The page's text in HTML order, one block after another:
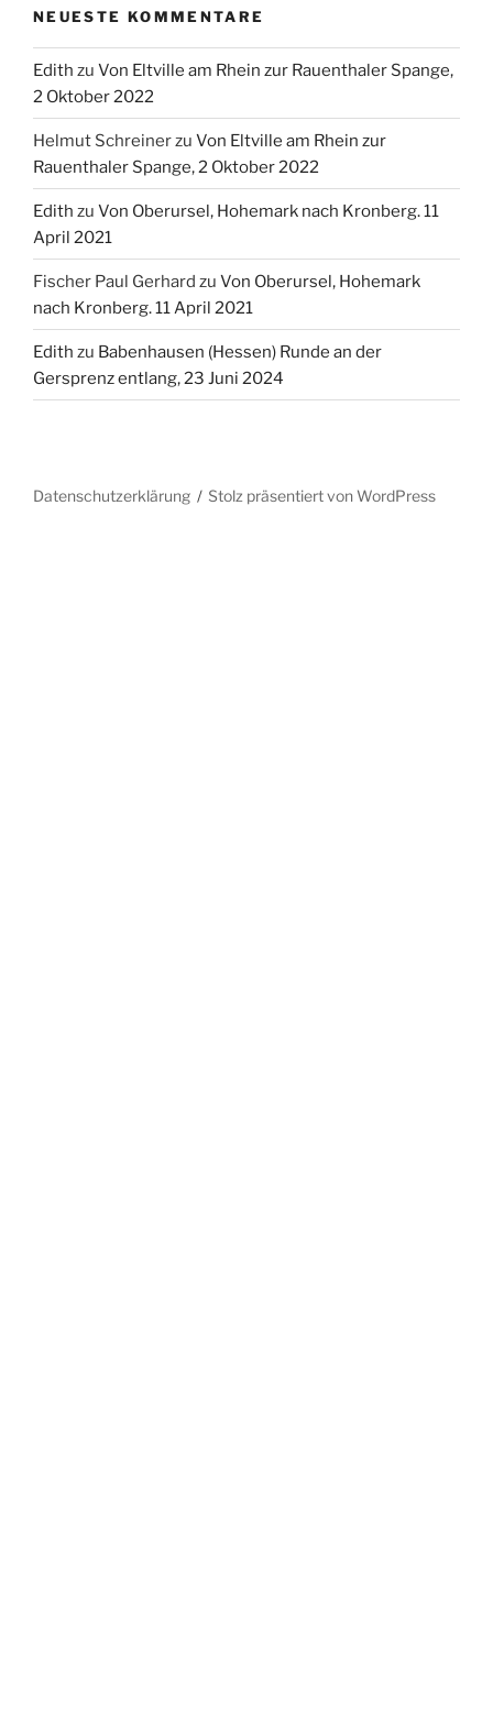
NEUESTE KOMMENTARE
Edith zu Von Eltville am Rhein zur Rauenthaler Spange,
2 Oktober 2022
Helmut Schreinerzu Von Eltville am Rhein zur
Rauenthaler Spange, 2 Oktober 2022
Edith zu Von Oberursel, Hohemark nach Kronberg. 11
April 2021
Fischer Paul Gerhard zu Von Oberursel, Hohemark
nach Kronberg. 11 April 2021
Edith zu Babenhausen (Hessen) Runde an der
Gersprenz entlang, 23 Juni 2024
Datenschutzerklärung Stolz präsentiert von WordPress